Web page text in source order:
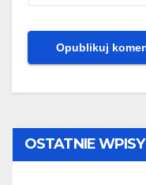
OSTATNIE WPISY